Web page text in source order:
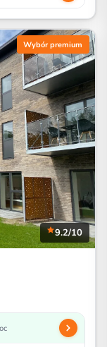
Wybór premium
9.2/10